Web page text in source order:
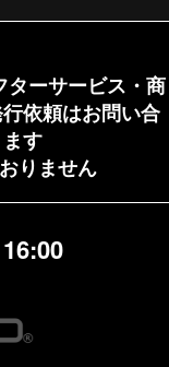
ターサービス・商
依頼はお問い合
す
りません